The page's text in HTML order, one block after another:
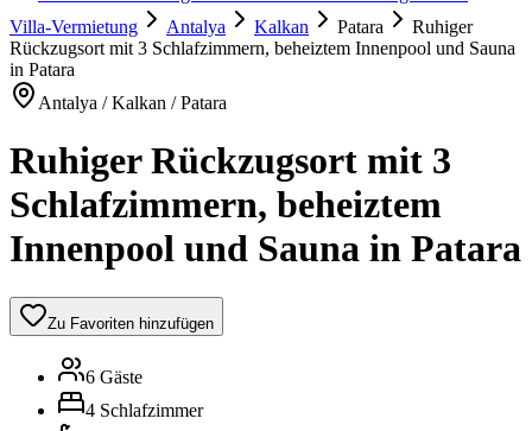
Villa-Vermietung
Antalya Kalkan Patara
Ruhiger
Rückzugsort mit 3 Schlafzimmern, beheiztem Innenpool und Sauna
in Patara
Antalya / Kalkan / Patara
Ruhiger Rückzugsort mit 3
Schlafzimmern, beheiztem
Innenpool und Sauna in Patara
Zu Favoriten hinzufügen
6 Gäste
4 Schlafzimmer